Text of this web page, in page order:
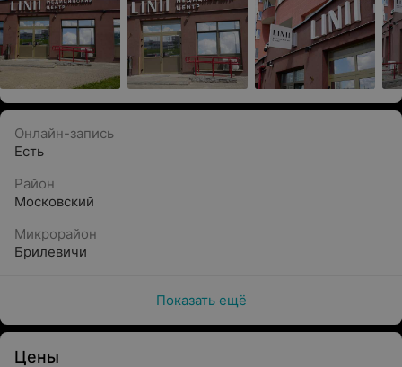
Онлайн-запись
Есть
Район
Московский
Микрорайон
Брилевичи
Показать ещё
Цены